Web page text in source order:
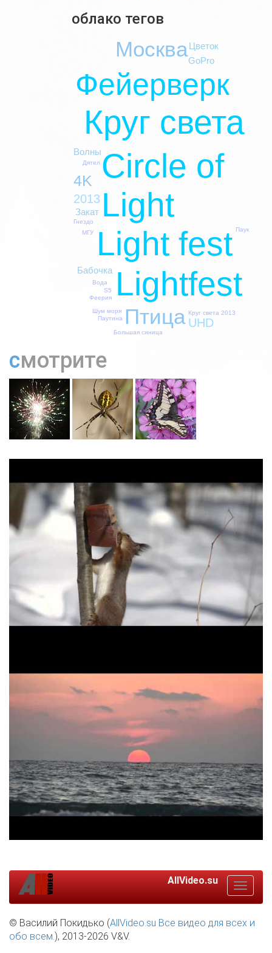
облако тегов
Circle of
Light
Круг света
Light fest
Lightfest
Фейерверк
Москва
Птица
4K
UHD
2013
GoPro
Волны
Бабочка
Цветок
Закат
Большая синица
Гнездо
Дятел
Круг света 2013
Шум моря
S5
МГУ
Феерия
Вода
Паутина
Паук
смотрите
Toggle
AllVideo.su
© Василий Покидько (AllVideo.su Все видео для всех и
обо всем.), 2013-2026 V&V.